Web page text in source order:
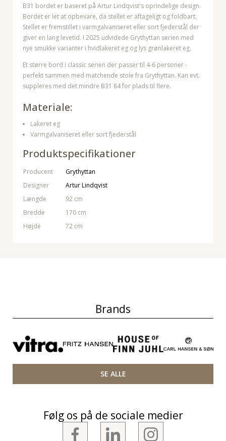
B31 bordet er baseret på Artur Lindqvist's oprindelige design.
Bordet er let at opbevare, da stellet er aftageligt og foldbart.
Stellet er fremstillet i varmgalvaniseret eller sort fjederstål der
giver en lang levetid. I 2025 udvidede Grythyttan serien med
nye smukke varianter i hvidlakeret eg og lys grønlakeret eg.
Et større bord i classic serien der passer til 4-6 personer -
perfekt sammen med matchende stole fra Grythyttan. Kan evt.
suppleres med det mindre B31 84 for plads til flere.
Materiale:
Lakeret eg
Varmgalvaniseret eller sort fjederstål
Produktspecifikationer
Producent
Grythyttan
Designer
Artur Lindqvist
Længde
92 cm
Bredde
170 cm
Højde
72 cm
Brands
SE ALLE
Følg os på de sociale medier